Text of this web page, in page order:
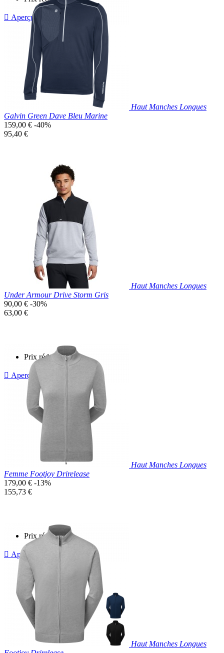
 Aperçu rapide
Haut Manches Longues
Galvin Green Dave Bleu Marine
Prix
de
159,00 € -40%
Prix
95,40 €
Prix réduit
Aperçu rapide
Haut Manches Longues
Under Armour Drive Storm Gris
Prix
de
90,00 € -30%
Prix
63,00 €
Prix réduit
 Aperçu rapide
Haut Manches Longues
Femme Footjoy Drirelease
Prix
de
179,00 € -13%
Prix
155,73 €
Prix réduit
 Aperçu rapide
Marine
Haut Manches Longues